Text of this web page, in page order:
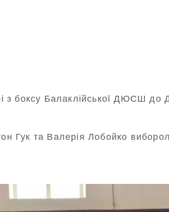
з боксу Балаклійської ДЮСШ до
Гук та Валерія Лобойко